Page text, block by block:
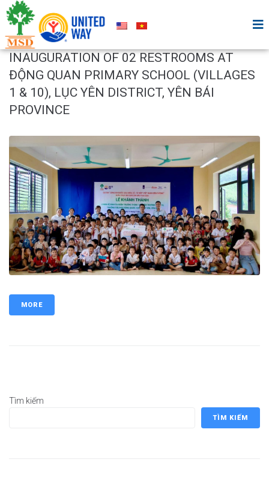
INAUGURATION OF 02 RESTROOMS AT
ĐỘNG QUAN PRIMARY SCHOOL (VILLAGES
1 & 10), LỤC YÊN DISTRICT, YÊN BÁI
PROVINCE
MORE
Tìm kiếm
TÌM KIẾM